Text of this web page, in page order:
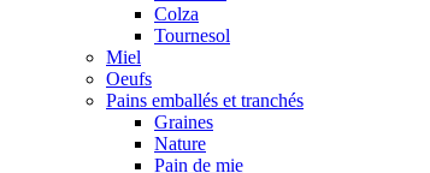
Colza
Tournesol
Miel
Oeufs
Pains emballés et tranchés
Graines
Nature
Pain de mie